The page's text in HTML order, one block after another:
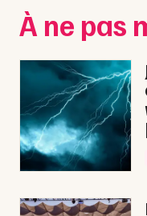
Choisir mes
Mon email
À ne pas